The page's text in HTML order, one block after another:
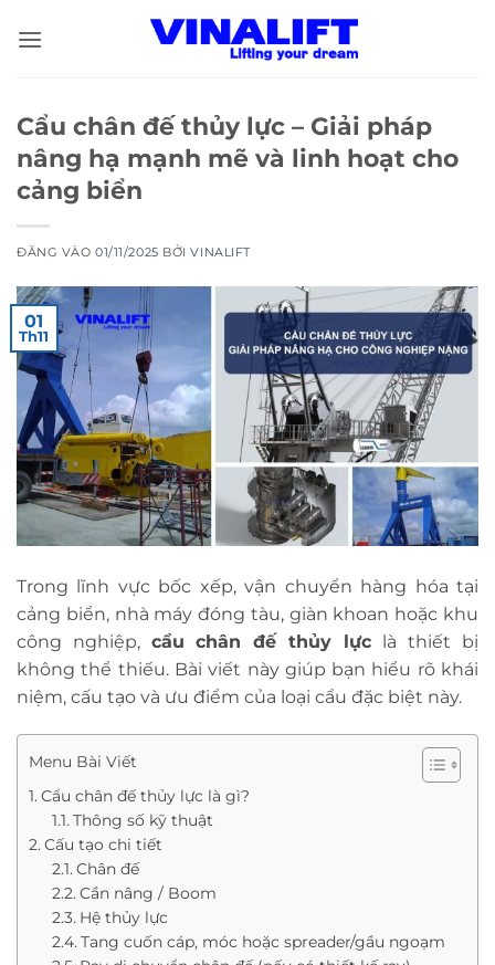
qua
Cẩu chân đế thủy lực – Giải pháp
nâng hạ mạnh mẽ và linh hoạt cho
cảng biển
ĐĂNG VÀO01/11/2025 BỞIVINALIFT
01
Th11
Trong lĩnh vực bốc xếp, vận chuyển hàng hóa tại
cảng biển, nhà máy đóng tàu, giàn khoan hoặc khu
công nghiệp, cẩu chân đế thủy lực là thiết bị
không thể thiếu. Bài viết này giúp bạn hiểu rõ khái
niệm, cấu tạo và ưu điểm của loại cẩu đặc biệt này.
Menu Bài Viết
Cẩu chân đế thủy lực là gì?
Thông số kỹ thuật
Cấu tạo chi tiết
Chân đế
Cần nâng / Boom
Hệ thủy lực
Tang cuốn cáp, móc hoặc spreader/gầu ngoạm